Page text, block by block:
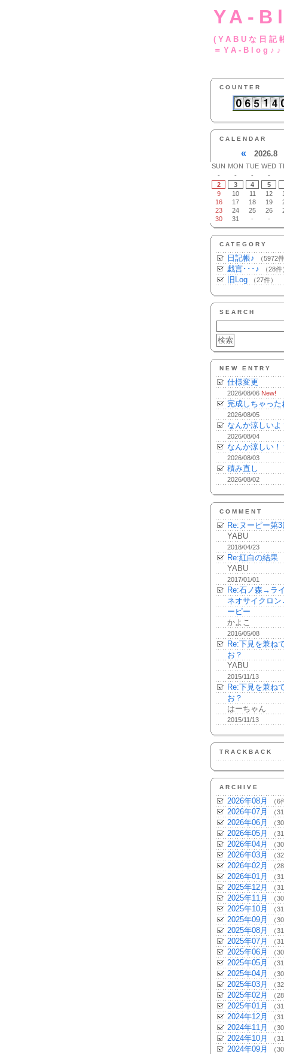
YA-
(YABU
＝YA-Blog♪♪
COUNTER
CALENDAR
« 2026.8
SUN MON TUE WED
-
- - -
2
3 4 5
9
10 11 12
16
17 18 19
23
24 25 26
30
31 - -
CATEGORY
日記帳♪ （5972件
戯言･･･♪ （28件
旧Log （27件）
SEARCH
NEW ENTRY
仕様変更
2026/08/06 New!
完成しちゃった
2026/08/05
なんか涼しいよ
2026/08/04
なんか涼しい！
2026/08/03
積み直し
2026/08/02
COMMENT
Re:ヌーピー第3
YABU
2018/04/23
Re:紅白の結果
YABU
2017/01/01
Re:石ノ森→ラ
ネオサイクロ
ーピー
かよこ
2016/05/08
Re:下見を兼ね
お？
YABU
2015/11/13
Re:下見を兼ね
お？
はーちゃん
2015/11/13
TRACKBACK
ARCHIVE
2026年08月 （6
2026年07月 （
2026年06月 （
2026年05月 （
2026年04月 （
2026年03月 （
2026年02月 （
2026年01月 （
2025年12月 （
2025年11月 （
2025年10月 （
2025年09月 （
2025年08月 （
2025年07月 （
2025年06月 （
2025年05月 （
2025年04月 （
2025年03月 （
2025年02月 （
2025年01月 （
2024年12月 （
2024年11月 （
2024年10月 （
2024年09月 （